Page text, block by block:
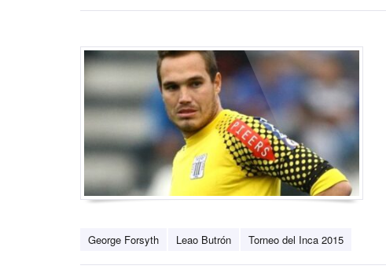
George Forsyth Leao Butrón Torneo del Inca 2015